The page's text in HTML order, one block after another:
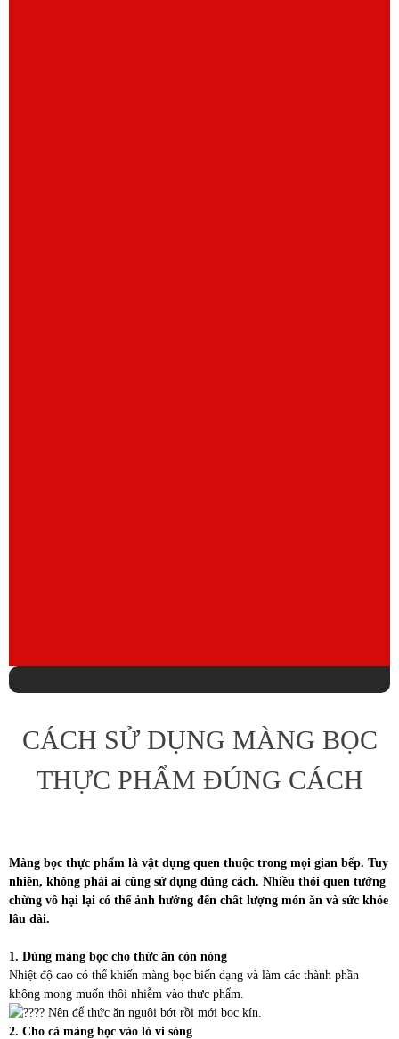
CÁCH SỬ DỤNG MÀNG BỌC
THỰC PHẨM ĐÚNG CÁCH
Màng bọc thực phẩm là vật dụng quen thuộc trong mọi gian bếp. Tuy
nhiên, không phải ai cũng sử dụng đúng cách. Nhiều thói quen tưởng
chừng vô hại lại có thể ảnh hưởng đến chất lượng món ăn và sức khỏe
lâu dài.
1. Dùng màng bọc cho thức ăn còn nóng
Nhiệt độ cao có thể khiến màng bọc biến dạng và làm các thành phần
không mong muốn thôi nhiễm vào thực phẩm.
Nên để thức ăn nguội bớt rồi mới bọc kín.
2. Cho cả màng bọc vào lò vi sóng